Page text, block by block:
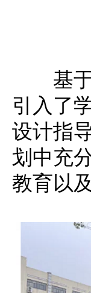
基
引入了
设计指
划中充
教育以